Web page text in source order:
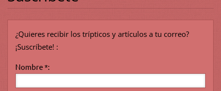
¿Quieres recibir los trípticos y artículos a tu correo?
¡Suscríbete! :
Nombre *: